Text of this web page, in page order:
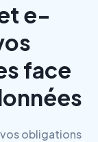
e-
face
obligations